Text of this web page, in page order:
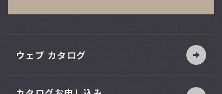
ウェブ カタログ